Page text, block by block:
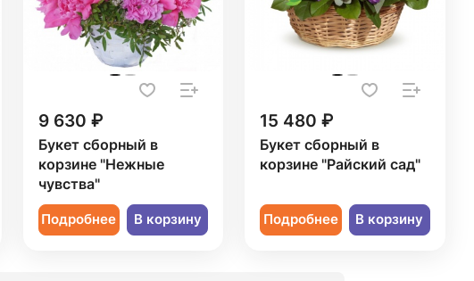
9 630 ₽
Букет сборный в
корзине "Нежные
чувства"
Подробнее В корзину
15 480 ₽
Букет сборный в
корзине "Райский сад"
Подробнее В корзину